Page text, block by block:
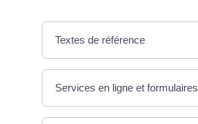
Textes de référence
Services en ligne et formulaires